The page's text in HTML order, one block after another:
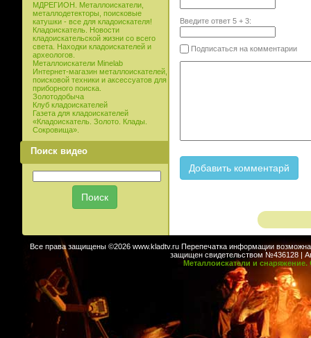
МДРЕГИОН. Металлоискатели,
металлодетекторы, поисковые
катушки - все для кладоискателя!
Кладоискатель. Новости
кладоискательской жизни со всего
света. Находки кладоискателей и
археологов.
Металлоискатели Minelab
Интернет-магазин металлоискателей,
поисковой техники и аксессуатов для
приборного поиска.
Золотодобыча
Клуб кладоискателей
Газета для кладоискателей
«Кладоискатель. Золото. Клады.
Сокровища».
Поиск видео
Введите ответ 5+ 3:
Подписаться на комментарии
Все права защищены ©2026 www.kladtv.ru Перепечатка информации возможна
защищен свидетельством №436128 |
Металлоискатели и